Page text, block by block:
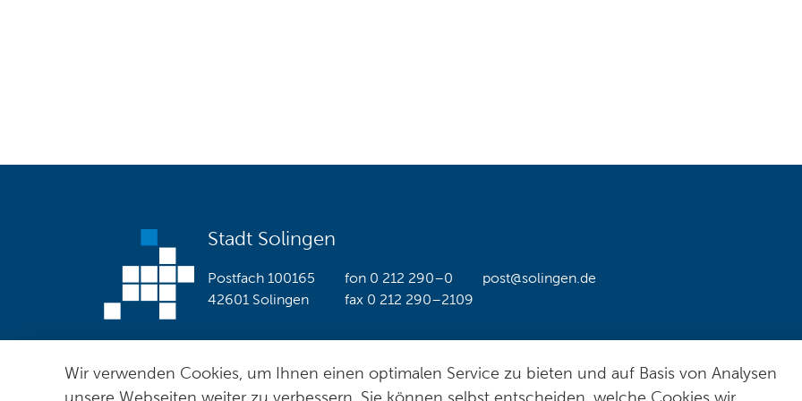
Stadt Solingen
Postfach 100165
42601 Solingen
fon 0 212 290–0
fax 0 212 290–2109
post@solingen.de
© Stadt Solingen 2026
Wir verwenden Cookies, um Ihnen einen optimalen Service zu bieten und auf Basis von Analysen
unsere Webseiten weiter zu verbessern. Sie können selbst entscheiden, welche Cookies wir